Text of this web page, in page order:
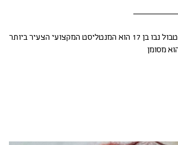
מופע על חושי של נבו אבוטבול נבו בן 17 הוא המנטליסט המקצועי הצעיר ביותר
מסומן